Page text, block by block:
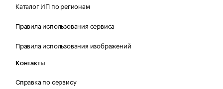
Каталог ИП по регионам
Правила использования сервиса
Правила использования изображений
Контакты
Справка по сервису